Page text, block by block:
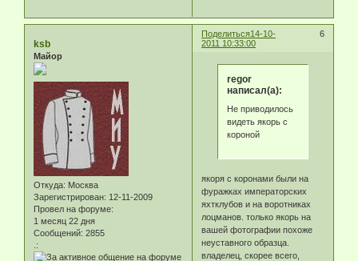
Поделиться 6
14-10-
2011 10:33:00
ksb
Майор
Откуда: Москва
Зарегистрирован: 12-11-2009
Провел на форуме:
1 месяц 22 дня
Сообщений: 2855
.:
regor
написал(а):
Не приводилось
видеть якорь с
короной
якоря с коронами были на
фуражках императорских
яхтклубов и на воротниках
лоцманов. только якорь на
вашей фотографии похоже
неуставного образца.
владелец, скорее всего,